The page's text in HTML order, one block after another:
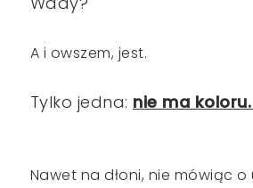
A i owszem, jest.
Tylko jedna: nie ma koloru.
Nawet na dłoni, nie mówiąc o